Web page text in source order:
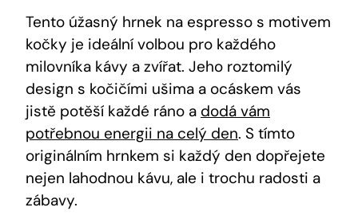
Tento úžasný hrnek na espresso s motivem
kočky je ideální volbou pro každého
milovníka kávy a zvířat. Jeho roztomilý
design s kočičími ušima a ocáskem vás
jistě potěší každé ráno a dodá vám
potřebnou energii na celý den. S tímto
originálním hrnkem si každý den dopřejete
nejen lahodnou kávu, ale i trochu radosti a
zábavy.